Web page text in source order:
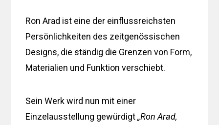
Ron Arad ist eine der einflussreichsten
Persönlichkeiten des zeitgenössischen
Designs, die ständig die Grenzen von Form,
Materialien und Funktion verschiebt.
Sein Werk wird nun mit einer
Einzelausstellung gewürdigt„Ron Arad,